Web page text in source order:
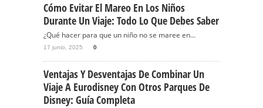
Cómo Evitar El Mareo En Los Niños
Durante Un Viaje: Todo Lo Que Debes Saber
¿Qué hacer para que un niño no se maree en...
17 junio, 2025 0
Ventajas Y Desventajas De Combinar Un
Viaje A Eurodisney Con Otros Parques De
Disney: Guía Completa